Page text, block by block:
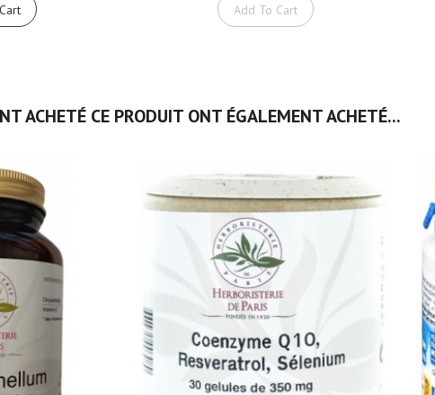
Add To Cart
ACHETÉ CE PRODUIT ONT ÉGALEMENT ACHETÉ...